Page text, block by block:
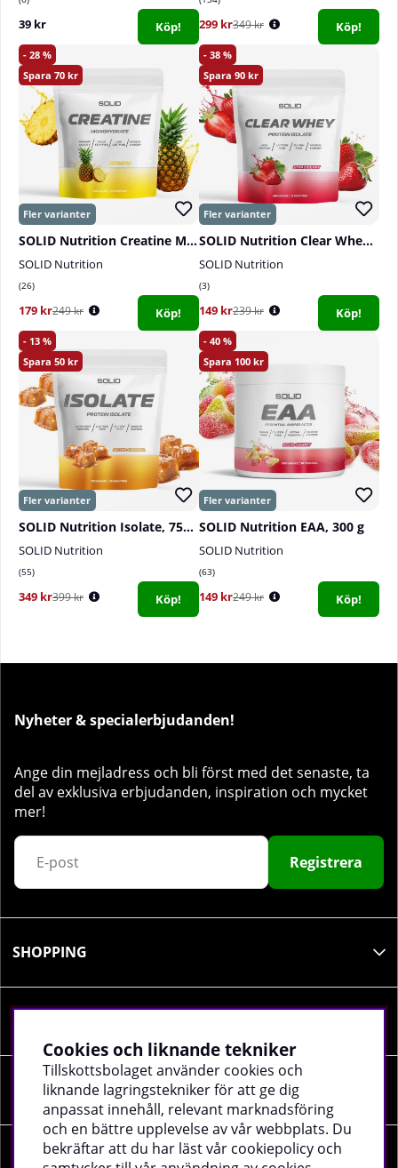
39 kr Köp! 299 kr349 kr Köp!
28
70
SOLID Nutrition Creatine Monohydrate, 400 g
SOLID Nutrition
26
179 kr249 kr Köp!
38
90
SOLID Nutrition Clear Whey, 300 g
SOLID Nutrition
3
149 kr239 kr Köp!
13
50
SOLID Nutrition Isolate, 750 g
SOLID Nutrition
55
349 kr399 kr Köp!
40
100
SOLID Nutrition EAA, 300 g
SOLID Nutrition
63
149 kr249 kr Köp!
Nyheter & specialerbjudanden!
Ange din mejladress och bli först med det senaste, ta
del av exklusiva erbjudanden, inspiration och mycket
mer!
Registrera
SHOPPING
SOCIALA MEDIER
FÖRETAGSUPPGIFTER
Cookies och liknande tekniker
Tillskottsbolaget använder cookies och
liknande lagringstekniker för att ge dig
anpassat innehåll, relevant marknadsföring
och en bättre upplevelse av vår webbplats. Du
bekräftar att du har läst vår cookiepolicy och